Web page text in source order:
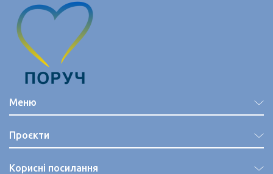
Меню
Проєкти
Корисні посилання